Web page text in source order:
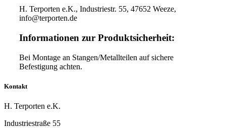
H. Terporten e.K., Industriestr. 55, 47652 Weeze,
info@terporten.de
Informationen zur Produktsicherheit:
Bei Montage an Stangen/Metallteilen auf sichere
Befestigung achten.
Kontakt
H. Terporten e.K.
Industriestraße 55